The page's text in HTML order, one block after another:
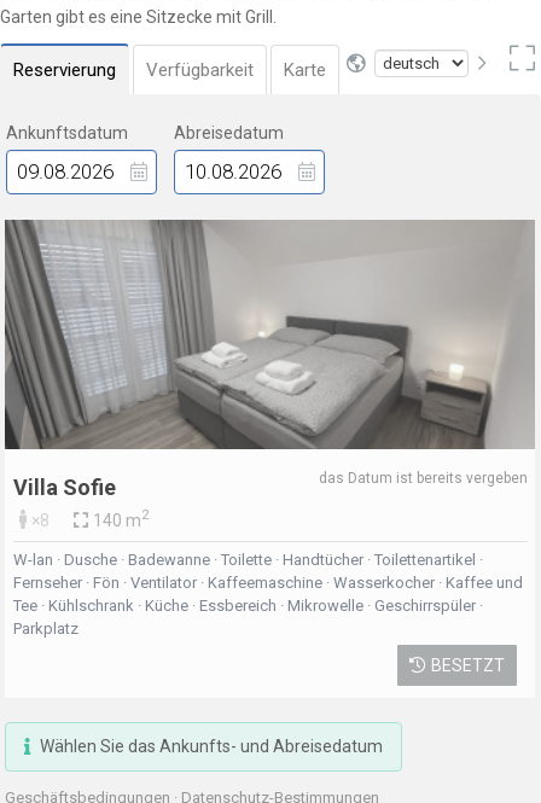
Garten gibt es eine Sitzecke mit Grill.
Reservierung Verfügbarkeit Karte
Ankunftsdatum Abreisedatum
Villa Sofie
×8 140 m2
das Datum ist bereits vergeben
W-lan · Dusche · Badewanne · Toilette · Handtücher · Toilettenartikel ·
Fernseher · Fön · Ventilator · Kaffeemaschine · Wasserkocher · Kaffee und
Tee · Kühlschrank · Küche · Essbereich · Mikrowelle · Geschirrspüler ·
Parkplatz
BESETZT
Wählen Sie das Ankunfts- und Abreisedatum
Geschäftsbedingungen · Datenschutz-Bestimmungen